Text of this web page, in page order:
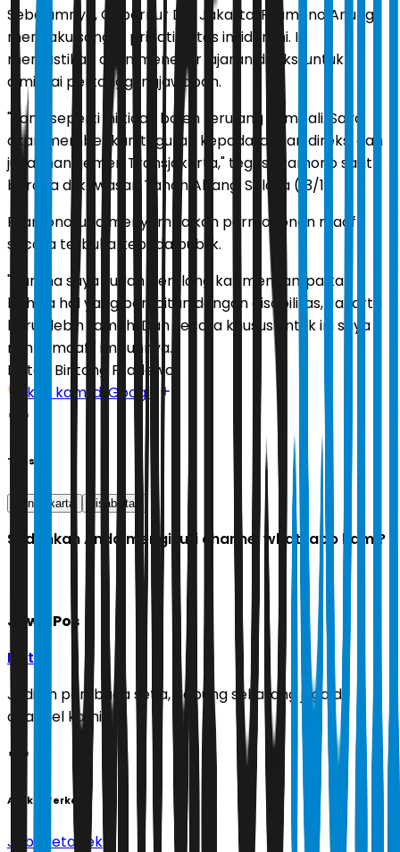
Sebelumnya, Gubernur DKI Jakarta, Pramono Anung
mengaku sangat prihatin atas insiden ini. Ia
memastikan akan menegur jajaran direksi untuk
dimintai pertanggungjawaban.
"Yang seperti ini tidak boleh terulang kembali. Saya
akan memberikan teguran kepada jajaran direksi dan
juga manajemen Transjakarta," tegas Pramono saat
berada di kawasan Tanah Abang, Selasa (13/1).
Pramono juga menyampaikan permohonan maaf
secara terbuka kepada publik.
"Karena saya sudah berulang kali menyampaikan
bahwa hal yang berkaitan dengan disabilitas, Jakarta
harus lebih ramah. Dan secara khusus untuk ini saya
minta maaf," imbuhnya.
Editor: Bintang Pradewo
Ikuti kami di Google
Tags
transjakarta disabilitas
Sudahkah Anda mengikuti channel whatsapp kami?
Jawa Pos
Ikuti
Jadilah pembaca setia, gabung sekarang juga di
channel kami!
Artikel Terkait
Jabodetabek